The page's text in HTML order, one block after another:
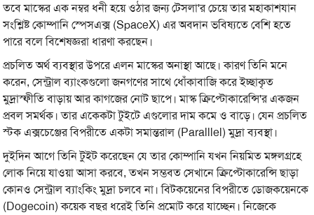
তবে মাস্কের এক নম্বর ধনী হয়ে ওঠার জন্য টেসলা'র চেয়ে তার মহাকাশযান
সংশ্লিষ্ট কোম্পানি স্পেসএক্স (SpaceX) এর অবদান ভবিষ্যতে বেশি হতে
পারে বলে বিশেষজ্ঞরা ধারণা করছেন।
প্রচলিত অর্থ ব্যবস্থার উপরে এলন মাস্কের অনাস্থা আছে। কারণ তিনি মনে
করেন, সেন্ট্রাল ব্যাংকগুলো জনগণের সাথে ধোঁকাবাজি করে ইচ্ছাকৃত
মুদ্রাস্ফীতি বাড়ায় আর কাগজের নোট ছাপে। মাস্ক ক্রিপ্টোকারেন্সি'র একজন
প্রবল সমর্থক। তার একেকটা টুইটে এগুলোর দাম কমে ও বাড়ে। যেন প্রচলিত
স্টক এক্সচেঞ্জের বিপরীতে একটা সমান্তরাল (Paralllel) মুদ্রা ব্যবস্থা।
দুইদিন আগে তিনি টুইট করেছেন যে তার কোম্পানি যখন নিয়মিত মঙ্গলগ্রহে
লোক নিয়ে যাওয়া আসা করবে, তখন সম্ভবত সেখানে ক্রিপ্টোকারেন্সি ছাড়া
কোনও সেন্ট্রাল ব্যাংকিং মুদ্রা চলবে না। বিটকয়েনের বিপরীতে ডোজকয়েনকে
(Dogecoin) কয়েক বছর ধরেই তিনি প্রমোট করে যাচ্ছেন। নিজেকে